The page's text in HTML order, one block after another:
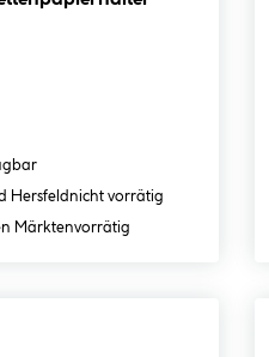
Hersfeldnicht vorrätig
Märktenvorrätig